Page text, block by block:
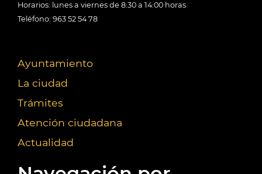
Horarios: lunes a viernes de 8:30 a 14:00 horas
Teléfono: 963 52 54 78
Ayuntamiento
La ciudad
Trámites
Atención ciudadana
Actualidad